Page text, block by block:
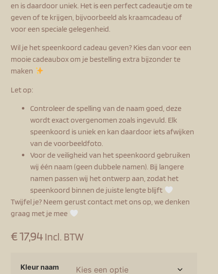
en is daardoor uniek. Het is een perfect cadeautje om te
geven of te krijgen, bijvoorbeeld als kraamcadeau of
voor een speciale gelegenheid.
Wil je het speenkoord cadeau geven? Kies dan voor een
mooie cadeaubox om je bestelling extra bijzonder te
maken
Let op:
Controleer de spelling van de naam goed, deze
wordt exact overgenomen zoals ingevuld. Elk
speenkoord is uniek en kan daardoor iets afwijken
van de voorbeeldfoto.
Voor de veiligheid van het speenkoord gebruiken
wij één naam (geen dubbele namen). Bij langere
namen passen wij het ontwerp aan, zodat het
speenkoord binnen de juiste lengte blijft
Twijfel je? Neem gerust contact met ons op, we denken
graag met je mee
€17,94 Incl. BTW
Kleur naam